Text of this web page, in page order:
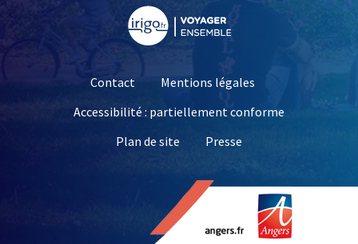
Contact
Mentions légales
Accessibilité : partiellement conforme
Plan de site
Presse